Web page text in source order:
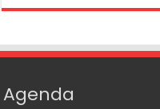
Agenda